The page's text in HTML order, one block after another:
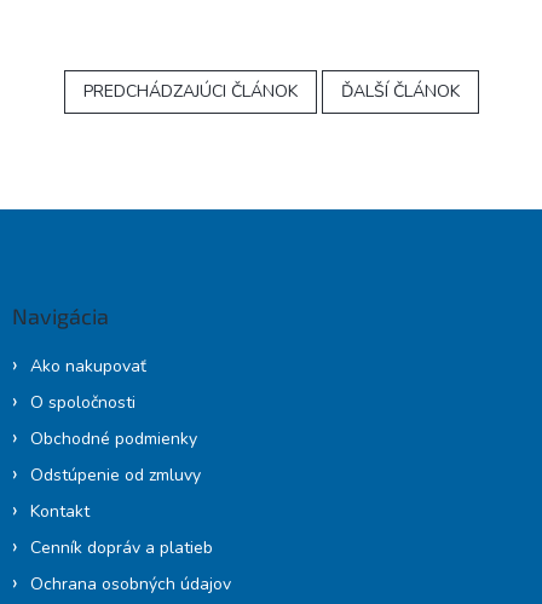
PREDCHÁDZAJÚCI ČLÁNOK ĎALŠÍ ČLÁNOK
Navigácia
Ako nakupovať
O spoločnosti
Obchodné podmienky
Odstúpenie od zmluvy
Kontakt
Cenník dopráv a platieb
Ochrana osobných údajov